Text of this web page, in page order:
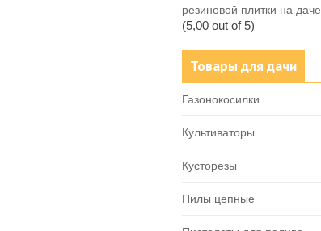
резиновой плитки на даче.
(5,00 out of 5)
Товары для дачи
Газонокосилки
Культиваторы
Кусторезы
Пилы цепные